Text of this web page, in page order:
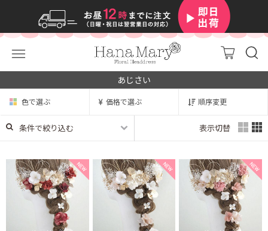
あじさい
色で選ぶ 価格で選ぶ 順序変更
条件で絞り込む 表示切替